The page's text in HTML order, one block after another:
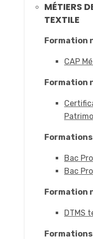
MÉTIERS
TEXTILE
Formation
CAP
Formation
Bac
Bac
Formation
DTMS
Formations